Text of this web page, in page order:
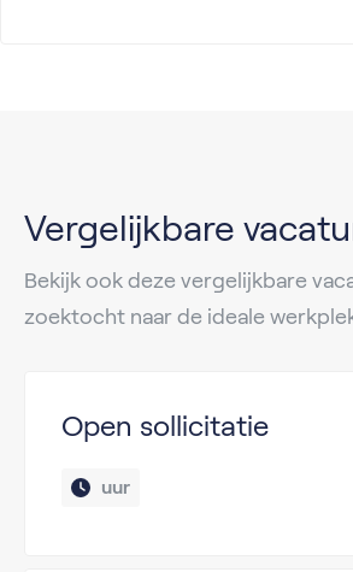
Vergelijkbare
Bekijk ook deze vergelijkbare
zoektocht naar de ideale
Open sollicitatie
uur